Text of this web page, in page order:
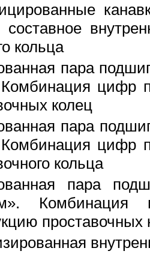
составное
кольца
пара
цифр
колец
пара
цифр
кольца
пара
проставочных